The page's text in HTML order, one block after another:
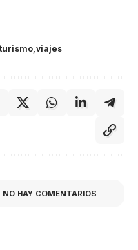
turismo viajes
NO HAY COMENTARIOS